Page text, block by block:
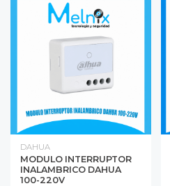
DAHUA
MODULO INTERRUPTOR
INALAMBRICO DAHUA
100-220V